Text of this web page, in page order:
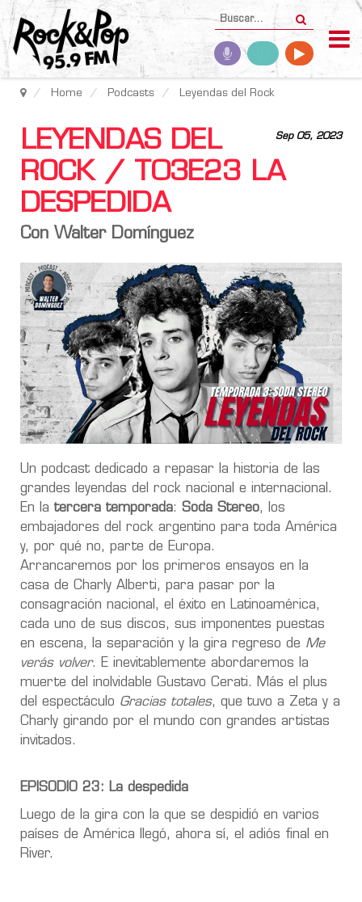
Home Podcasts Leyendas del Rock
Sep 05, 2023
LEYENDAS DEL
ROCK / T03E23 LA
DESPEDIDA
Con Walter Domínguez
Un podcast dedicado a repasar la historia de las
grandes leyendas del rock nacional e internacional.
En la tercera temporada: Soda Stereo, los
embajadores del rock argentino para toda América
y, por qué no, parte de Europa.
Arrancaremos por los primeros ensayos en la
casa de Charly Alberti, para pasar por la
consagración nacional, el éxito en Latinoamérica,
cada uno de sus discos, sus imponentes puestas
en escena, la separación y la gira regreso de Me
verás volver. E inevitablemente abordaremos la
muerte del inolvidable Gustavo Cerati. Más el plus
del espectáculo Gracias totales, que tuvo a Zeta y a
Charly girando por el mundo con grandes artistas
invitados.
EPISODIO 23: La despedida
Luego de la gira con la que se despidió en varios
países de América llegó, ahora sí, el adiós final en
River.